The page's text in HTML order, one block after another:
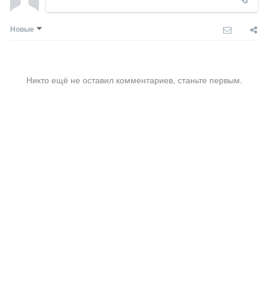
Новые
Никто ещё не оставил комментариев, станьте первым.